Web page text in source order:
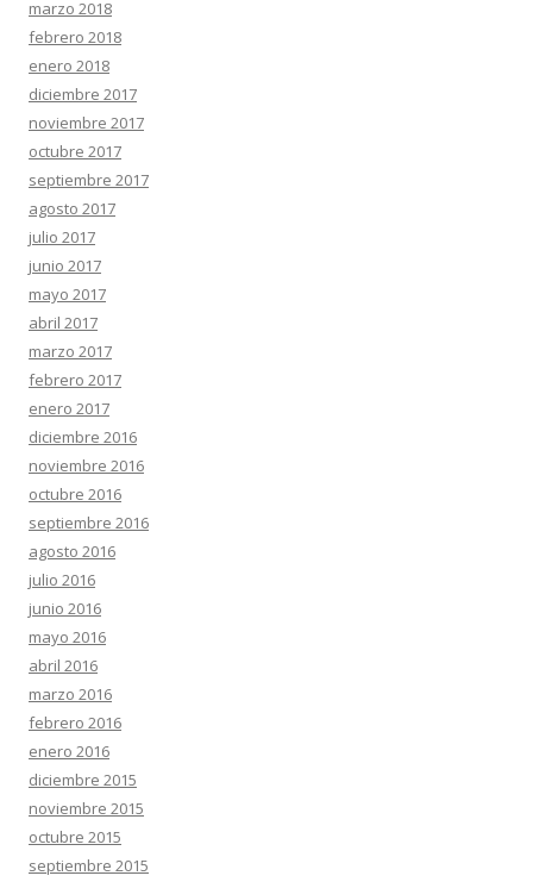
marzo 2018
febrero 2018
enero 2018
diciembre 2017
noviembre 2017
octubre 2017
septiembre 2017
agosto 2017
julio 2017
junio 2017
mayo 2017
abril 2017
marzo 2017
febrero 2017
enero 2017
diciembre 2016
noviembre 2016
octubre 2016
septiembre 2016
agosto 2016
julio 2016
junio 2016
mayo 2016
abril 2016
marzo 2016
febrero 2016
enero 2016
diciembre 2015
noviembre 2015
octubre 2015
septiembre 2015